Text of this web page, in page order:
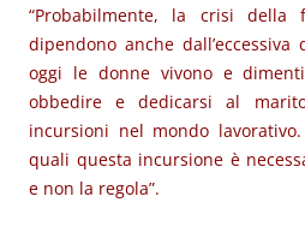
“Probabilmente, la crisi della
dipendono anche
oggi le donne vivono e
obbedire e dedicarsi al
incursioni nel mondo
quali questa incursione è
e non la regola”.